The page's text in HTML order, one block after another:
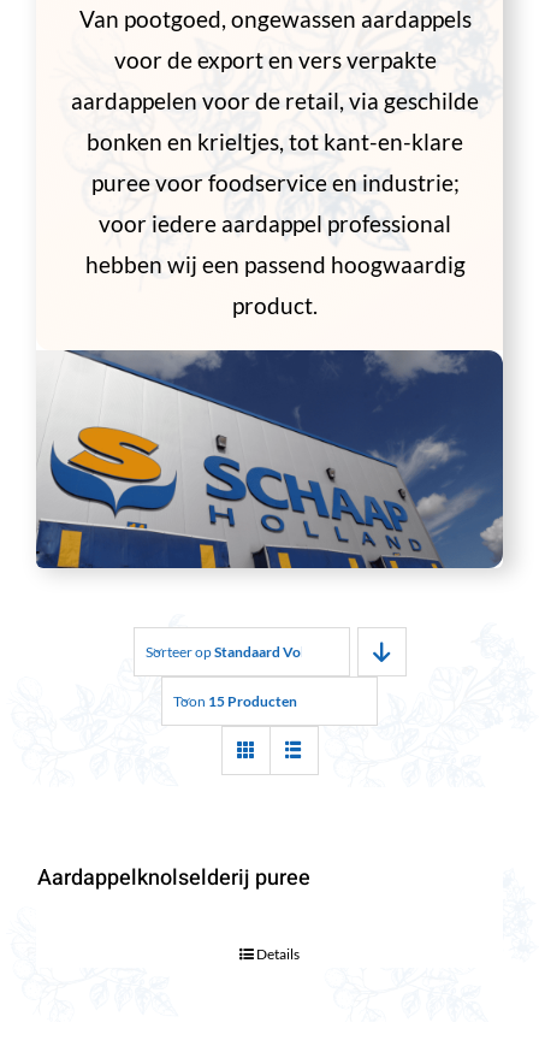
Van pootgoed, ongewassen aardappels
voor de export en vers verpakte
aardappelen voor de retail, via geschilde
bonken en krieltjes, tot kant-en-klare
puree voor foodservice en industrie;
voor iedere aardappel professional
hebben wij een passend hoogwaardig
product.
Sorteer opStandaard Volgorde
Toon 15 Producten
Aardappelknolselderij puree
Details